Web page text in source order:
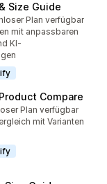
Size Guide
Plan verfügbar
mit anpassbaren
KI-
Compare
Plan verfügbar
mit Varianten